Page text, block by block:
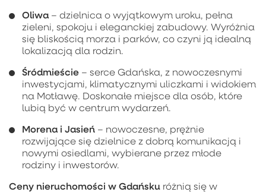
Oliwa – dzielnica o wyjątkowym uroku, pełna
zieleni, spokoju i eleganckiej zabudowy. Wyróżnia
się bliskością morza i parków, co czyni ją idealną
lokalizacją dla rodzin.
Śródmieście – serce Gdańska, z nowoczesnymi
inwestycjami, klimatycznymi uliczkami i widokiem
na Motławę. Doskonałe miejsce dla osób, które
lubią być w centrum wydarzeń.
Morena i Jasień – nowoczesne, prężnie
rozwijające się dzielnice z dobrą komunikacją i
nowymi osiedlami, wybierane przez młode
rodziny i inwestorów.
Ceny nieruchomości w Gdańsku różnią się w